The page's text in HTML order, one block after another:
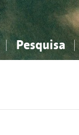
Pesquisa